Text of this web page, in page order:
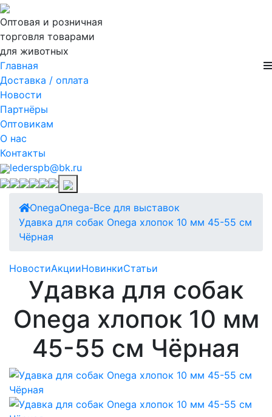
Оптовая и розничная
торговля товарами
для животных
Главная
Доставка / оплата
Новости
Партнёры
Оптовикам
О нас
Контакты
lederspb@bk.ru
OnegaOnega-Все для выставок
Удавка для собак Onega хлопок 10 мм 45-55 см
Чёрная
НовостиАкцииНовинкиСтатьи
Удавка для собак
Onega хлопок 10 мм
45-55 см Чёрная